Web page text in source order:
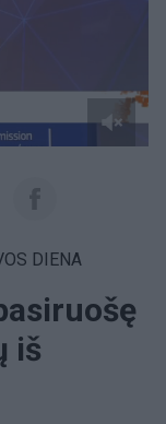
DIENA
iš